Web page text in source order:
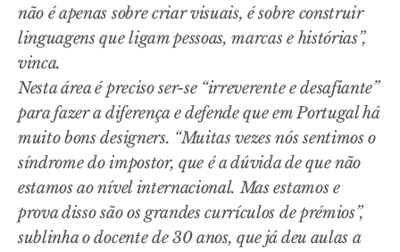
não é apenas sobre criar visuais, é sobre construir
linguagens que ligam pessoas, marcas e histórias”,
vinca.
Nesta área é preciso ser-se “irreverente e desafiante”
para fazer a diferença e defende que em Portugal há
muito bons designers. “Muitas vezes nós sentimos o
síndrome do impostor, que é a dúvida de que não
estamos ao nível internacional. Mas estamos e
prova disso são os grandes currículos de prémios”,
sublinha o docente de 30 anos, que já deu aulas a